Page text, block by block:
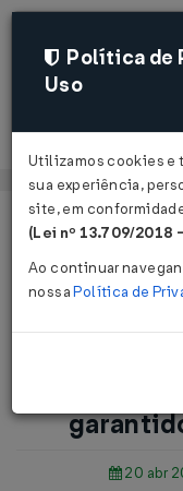
Página Inicial
aposentados ...
20 abr
Política de
Uso
Utilizamos cookies e
sua experiência,
site, em
(Lei nº 13.709/2018
Ao continuar
nossaPolítica de